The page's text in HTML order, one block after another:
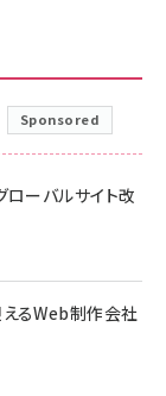
Sponsored
ーバルサイト改
るWeb制作会社